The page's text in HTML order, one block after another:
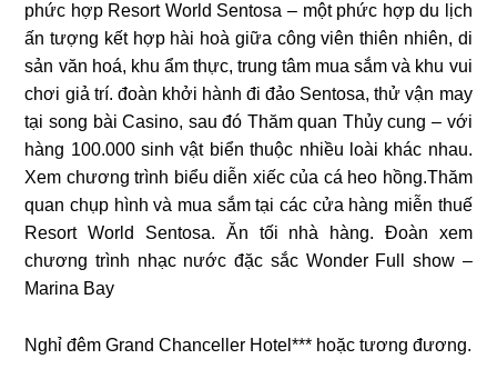
phức hợp Resort World Sentosa – một phức hợp du lịch
ấn tượng kết hợp hài hoà giữa công viên thiên nhiên, di
sản văn hoá, khu ẩm thực, trung tâm mua sắm và khu vui
chơi giả trí. đoàn khởi hành đi đảo Sentosa, thử vận may
tại song bài Casino, sau đó Thăm quan Thủy cung – với
hàng 100.000 sinh vật biển thuộc nhiều loài khác nhau.
Xem chương trình biểu diễn xiếc của cá heo hồng.Thăm
quan chụp hình và mua sắm tại các cửa hàng miễn thuế
Resort World Sentosa. Ăn tối nhà hàng. Đoàn xem
chương trình nhạc nước đặc sắc Wonder Full show –
Marina Bay
Nghỉ đêm Grand Chanceller Hotel*** hoặc tương đương.